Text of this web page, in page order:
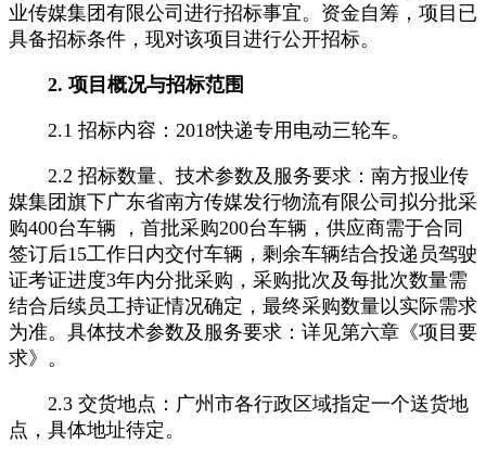
业传媒集团有限公司进行招标事宜。资金自筹，项目已
具备招标条件，现对该项目进行公开招标。
2. 项目概况与招标范围
2.1 招标内容：2018快递专用电动三轮车。
2.2 招标数量、技术参数及服务要求：南方报业传
媒集团旗下广东省南方传媒发行物流有限公司拟分批采
购400台车辆 ，首批采购200台车辆，供应商需于合同
签订后15工作日内交付车辆，剩余车辆结合投递员驾驶
证考证进度3年内分批采购，采购批次及每批次数量需
结合后续员工持证情况确定，最终采购数量以实际需求
为准。具体技术参数及服务要求：详见第六章《项目要
求》。
2.3 交货地点：广州市各行政区域指定一个送货地
点，具体地址待定。